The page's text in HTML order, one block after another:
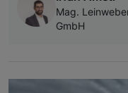
Mag.
GmbH